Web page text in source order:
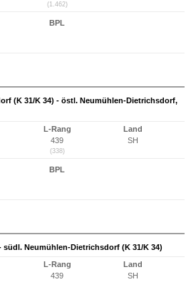
(1.462)
BPL
(K 31/K 34) - östl. Neumühlen-Dietrichsdorf,
L-Rang
439
(338)
Land
SH
BPL
südl. Neumühlen-Dietrichsdorf (K 31/K 34)
L-Rang
439
Land
SH